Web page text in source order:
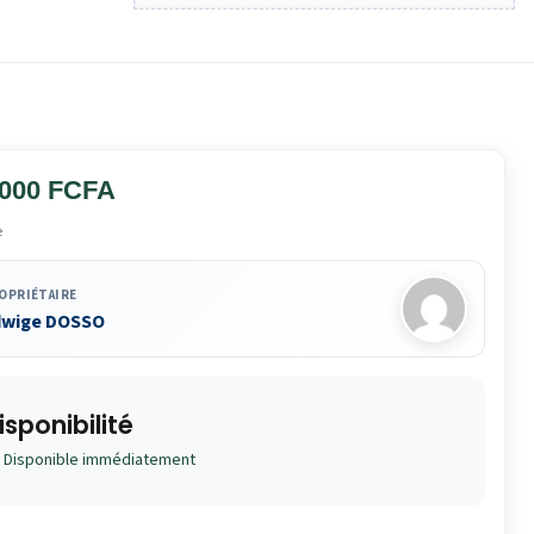
FCFA
DOSSO
Disponible immédiatement